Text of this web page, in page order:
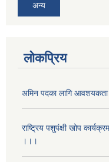
अन्य
लोकप्रिय
अमिन पदका लागि आवशयकता
राष्ट्रिय पशुपंक्षी खोप
।।।